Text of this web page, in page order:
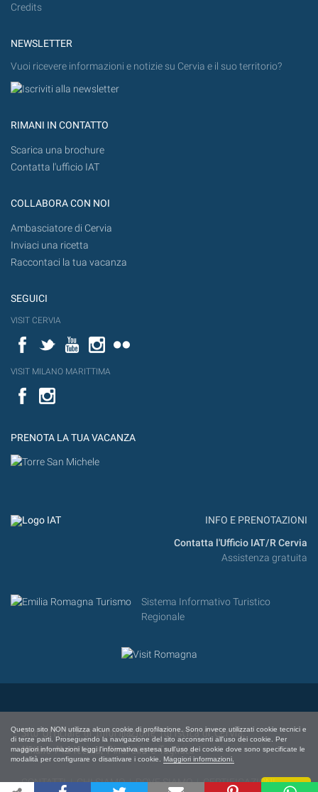
Questo sito NON utilizza alcun cookie di profilazione. Sono invece utilizzati cookie tecnici e
di terze parti. Proseguendo la navigazione del sito acconsenti all'uso dei cookie. Per
maggiori informazioni leggi l'informativa estesa sull'uso dei cookie dove sono specificate le
modalità per configurare o disattivare i cookie. Maggiori informazioni.
Chiudi
Credits
NEWSLETTER
Vuoi ricevere informazioni e notizie su Cervia e il suo territorio?
RIMANI IN CONTATTO
Scarica una brochure
Contatta l'ufficio IAT
COLLABORA CON NOI
Ambasciatore di Cervia
Inviaci una ricetta
Raccontaci la tua vacanza
SEGUICI
VISIT CERVIA
FacebookTwitterYouTubeInstagram
VISIT MILANO MARITTIMA
Facebook
PRENOTA LA TUA VACANZA
INFO E PRENOTAZIONI
Contatta l'Ufficio IAT/R Cervia
Assistenza gratuita
Sistema Informativo Turistico
Regionale
Sito Ufficiale di Informazione Turistica di Cervia,
Milano Marittima, Pinarella e Tagliata
CONTATTI|CHI SIAMO|DOVE SIAMO|CERTIFICAZIONI